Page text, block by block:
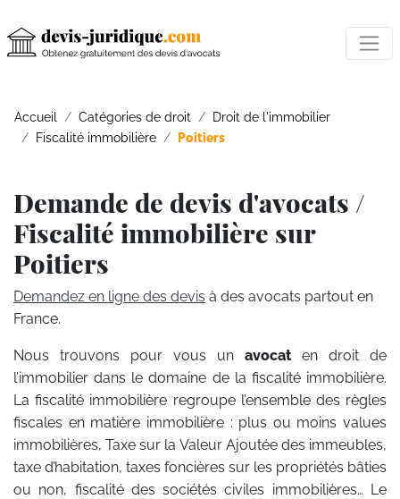
Accueil Catégories de droit
Droit de l'immobilier
Fiscalité immobilière
Poitiers
Demande de devis d'avocats /
Fiscalité immobilière sur
Poitiers
Demandez en ligne des devis à des avocats partout en
France.
Nous trouvons pour vous un avocat en droit de
l’immobilier dans le domaine de la fiscalité immobilière.
La fiscalité immobilière regroupe l’ensemble des règles
fiscales en matière immobilière : plus ou moins values
immobilières, Taxe sur la Valeur Ajoutée des immeubles,
taxe d’habitation, taxes foncières sur les propriétés bâties
ou non, fiscalité des sociétés civiles immobilières… Le